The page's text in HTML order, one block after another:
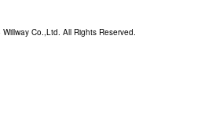
Co.,Ltd. All Rights Reserved.